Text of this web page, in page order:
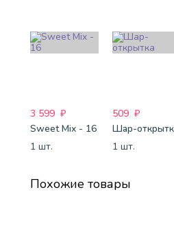
3 599 ₽
Sweet Mix - 16
1 шт.
509 ₽
1 шт.
Похожие товары